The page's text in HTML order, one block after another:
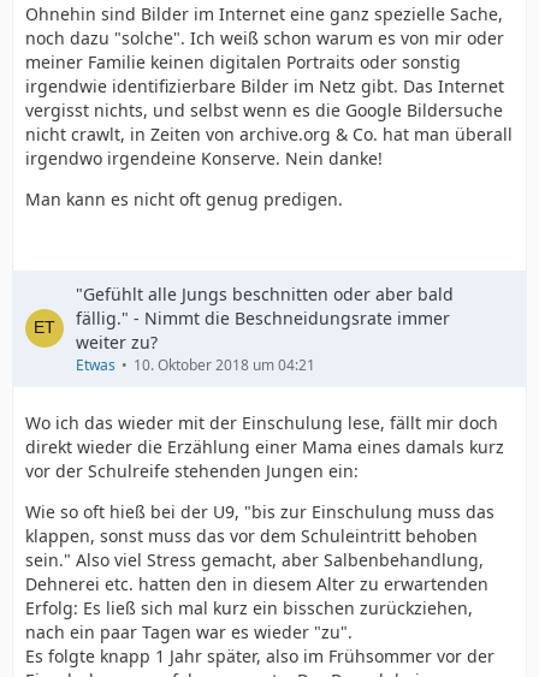
Ohnehin sind Bilder im Internet eine ganz spezielle Sache,
noch dazu "solche". Ich weiß schon warum es von mir oder
meiner Familie keinen digitalen Portraits oder sonstig
irgendwie identifizierbare Bilder im Netz gibt. Das Internet
vergisst nichts, und selbst wenn es die Google Bildersuche
nicht crawlt, in Zeiten von archive.org & Co. hat man überall
irgendwo irgendeine Konserve. Nein danke!
Man kann es nicht oft genug predigen.
"Gefühlt alle Jungs beschnitten oder aber bald
fällig." - Nimmt die Beschneidungsrate immer
weiter zu?
Etwas 10. Oktober 2018 um 04:21
Wo ich das wieder mit der Einschulung lese, fällt mir doch
direkt wieder die Erzählung einer Mama eines damals kurz
vor der Schulreife stehenden Jungen ein:
Wie so oft hieß bei der U9, "bis zur Einschulung muss das
klappen, sonst muss das vor dem Schuleintritt behoben
sein." Also viel Stress gemacht, aber Salbenbehandlung,
Dehnerei etc. hatten den in diesem Alter zu erwartenden
Erfolg: Es ließ sich mal kurz ein bisschen zurückziehen,
nach ein paar Tagen war es wieder "zu".
Es folgte knapp 1 Jahr später, also im Frühsommer vor der